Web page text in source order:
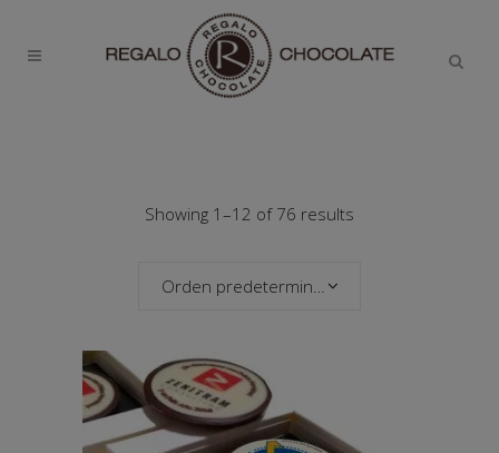
Showing 1–12 of 76 results
Orden predeterminado